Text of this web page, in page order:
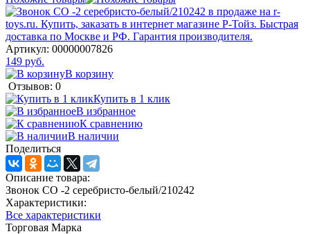
Артикул: 00000007826
149 руб.
В корзину
Отзывов: 0
Купить в 1 клик
В избранное
К сравнению
В наличии
Поделиться
Описание товара:
Звонок СО -2 серебристо-белый/210242
Характеристики:
Все характеристики
Торговая Марка